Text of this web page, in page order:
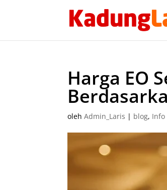
Harga EO
olehAdmin_Laris | blog, Info